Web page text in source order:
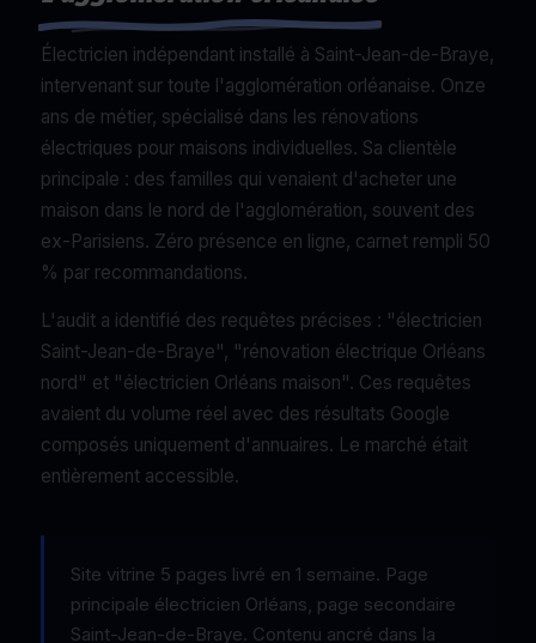
Électricien indépendant installé à Saint-Jean-de-Braye,
intervenant sur toute l'agglomération orléanaise. Onze
ans de métier, spécialisé dans les rénovations
électriques pour maisons individuelles. Sa clientèle
principale : des familles qui venaient d'acheter une
maison dans le nord de l'agglomération, souvent des
ex-Parisiens. Zéro présence en ligne, carnet rempli 50
% par recommandations.
L'audit a identifié des requêtes précises : "électricien
Saint-Jean-de-Braye", "rénovation électrique Orléans
nord" et "électricien Orléans maison". Ces requêtes
avaient du volume réel avec des résultats Google
composés uniquement d'annuaires. Le marché était
entièrement accessible.
Site vitrine 5 pages livré en 1 semaine. Page
principale électricien Orléans, page secondaire
Saint-Jean-de-Braye. Contenu ancré dans la